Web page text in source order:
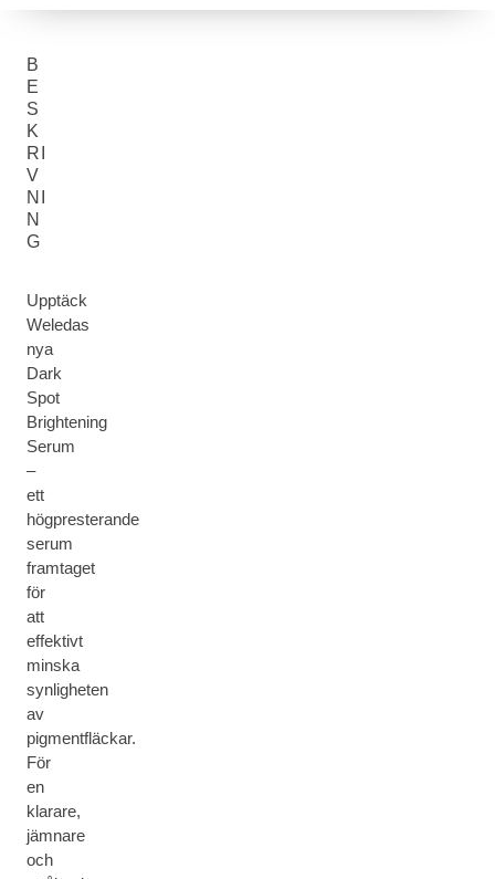
B
E
S
K
RI
V
NI
N
G
Upptäck
Weledas
nya
Dark
Spot
Brightening
Serum
–
ett
högpresterande
serum
framtaget
för
att
effektivt
minska
synligheten
av
pigmentfläckar.
För
en
klarare,
jämnare
och